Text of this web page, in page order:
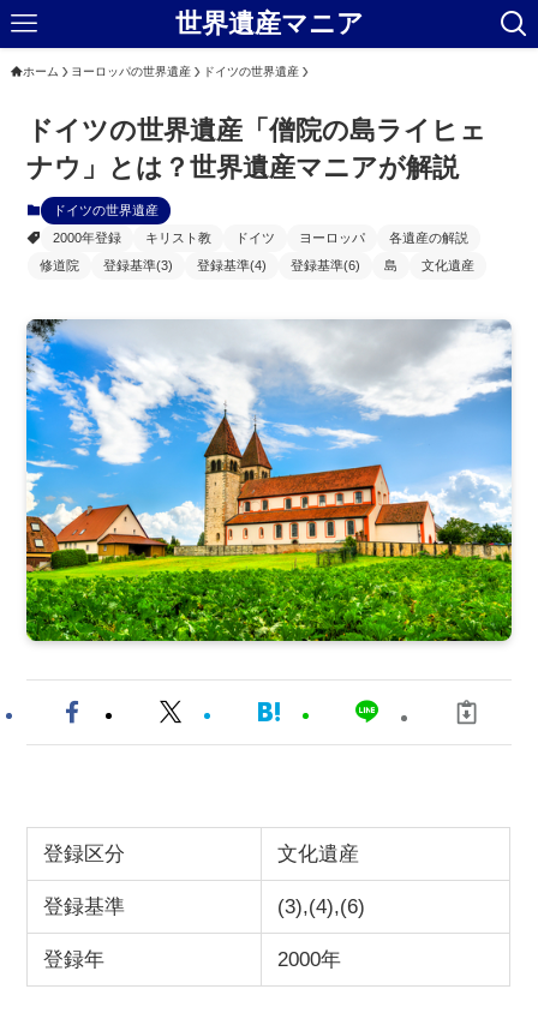
世界遺産マニア
ホーム ヨーロッパの世界遺産 ドイツの世界遺産
ドイツの世界遺産「僧院の島ライヒェ
ナウ」とは？世界遺産マニアが解説
ドイツの世界遺産
2000年登録
キリスト教 ドイツ ヨーロッパ
各遺産の解説
修道院
登録基準(3) 登録基準(4) 登録基準(6) 島 文化遺産
登録区分 文化遺産
登録基準 (3),(4),(6)
登録年 2000年